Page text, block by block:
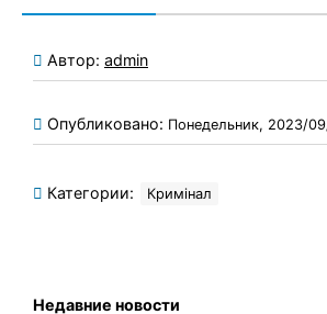
Автор: admin
Опубликовано: Понедельник, 2023/
Категории: Кримінал
Недавние новости